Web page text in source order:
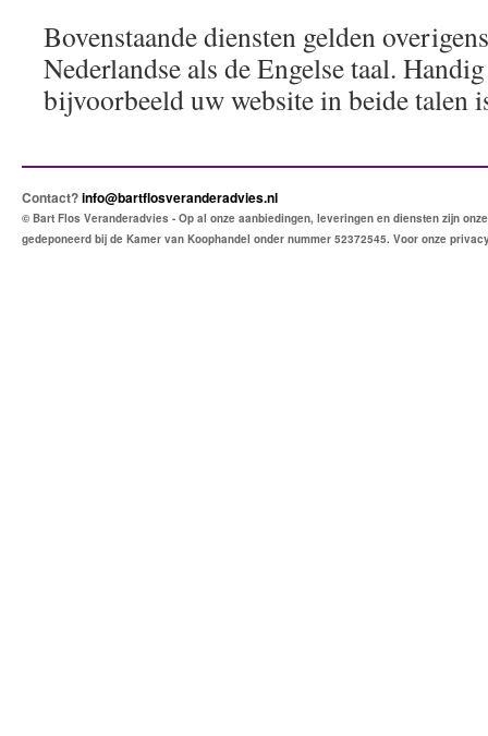
Bovenstaande diensten gelden
Nederlandse als de Engelse taal.
bijvoorbeeld uw website in beide talen
Contact?info@bartflosveranderadvies.nl
© Bart Flos Veranderadvies - Op al onze aanbiedingen, leveringen en diensten zijn
gedeponeerd bij de Kamer van Koophandel onder nummer 52372545. Voor onze